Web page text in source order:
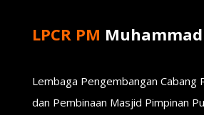
LPCR PM
Lembaga Pengembangan Cabang
dan Pembinaan Masjid Pimpinan